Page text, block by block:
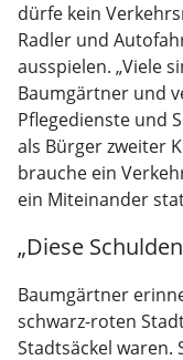
dürfe kein
Radler und
ausspielen. „Viele
Baumgärtner und
Pflegedienste und
als Bürger zweiter
brauche ein
ein Miteinander
„Diese
Baumgärtner
schwarz-roten
Stadtsäckel waren.